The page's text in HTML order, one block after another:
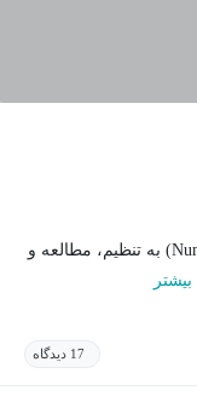
محاسبات عددی یا آنالیز عددی (Numerical analysis) به تنظیم، مطالعه و
بیشتر
17 دیدگاه